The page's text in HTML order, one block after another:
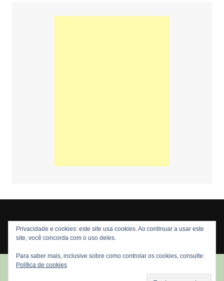
Copyright © 2026 Nós Nerds. Todos os direitos reservados
Privacidade e cookies: este site usa cookies. Ao continuar a usar este
site, você concorda com o uso deles.
Para saber mais, inclusive sobre como controlar os cookies, consulte:
Política de cookies